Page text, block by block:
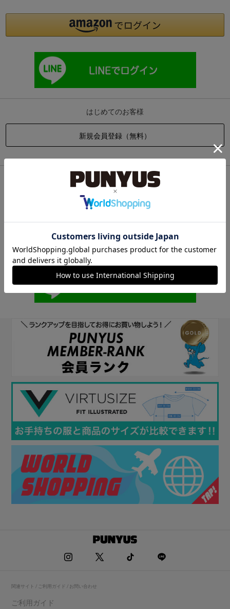
はじめてのお客様
他のサイトIDで新規会員登録
他のサイトIDで新規会員登録をしていただくと次回以降、そのIDで
ログインすることができます。
関連サイト / ご利用ガイド / お問い合わせ
ご利用ガイド